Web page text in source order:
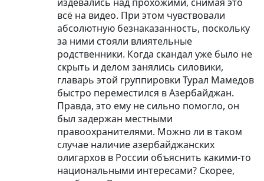
всё на видео. При этом чувствовали
абсолютную безнаказанность, поскольку
за ними стояли влиятельные
родственники. Когда скандал уже было не
скрыть и делом занялись силовики,
главарь этой группировки Турал Мамедов
быстро переместился в Азербайджан.
Правда, это ему не сильно помогло, он
был задержан местными
правоохранителями. Можно ли в таком
случае наличие азербайджанских
олигархов в России объяснить какими-то
национальными интересами? Скорее,